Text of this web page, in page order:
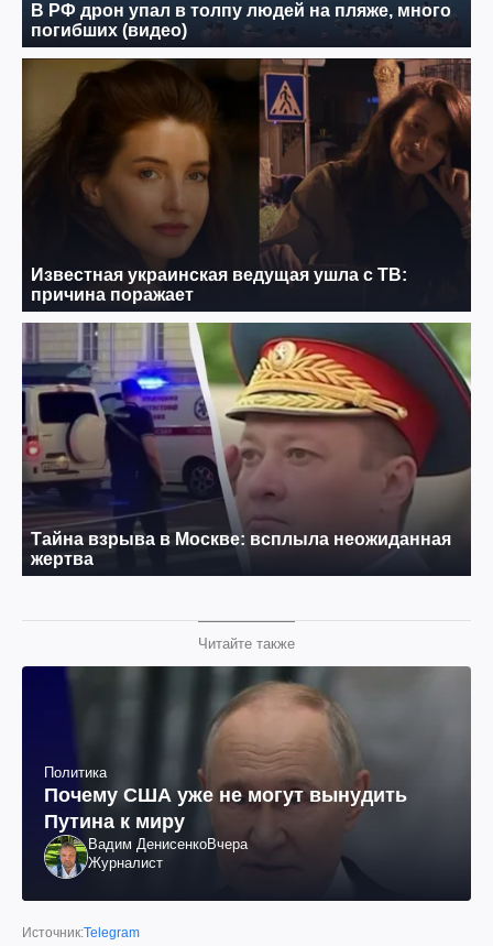
Читайте также
Политика
Почему США уже не могут вынудить
Путина к миру
Вадим ДенисенкоВчера
Журналист
Источник:Telegram